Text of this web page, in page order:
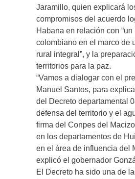
Jaramillo, quien explicará
compromisos del acuerdo
Habana en relación con
colombiano en el marco de
rural integral”, y la
territorios para la paz.
“Vamos a dialogar con el
Manuel Santos, para
del Decreto departamental
defensa del territorio y el
firma del Conpes del
en los departamentos de
en el área de influencia del
explicó el gobernador
El Decreto ha sido una de